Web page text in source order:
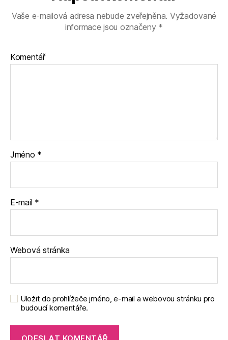
Vaše e-mailová adresa nebude zveřejněna. Vyžadované
informace jsou označeny *
Komentář
Jméno *
E-mail *
Webová stránka
Uložit do prohlížeče jméno, e-mail a webovou stránku pro
budoucí komentáře.